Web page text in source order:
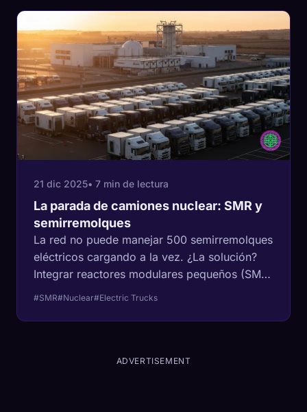
y disolventes líquidos.
21 dic 2025• 7 min de lectura
La parada de camiones nuclear: SMR y
semirremolques
La red no puede manejar 500 semirremolques
eléctricos cargando a la vez. ¿La solución?
Integrar reactores modulares pequeños (SMR)
'Megawatt Hub'.
#SMR#Nuclear#Electric Trucks
ADVERTISEMENT